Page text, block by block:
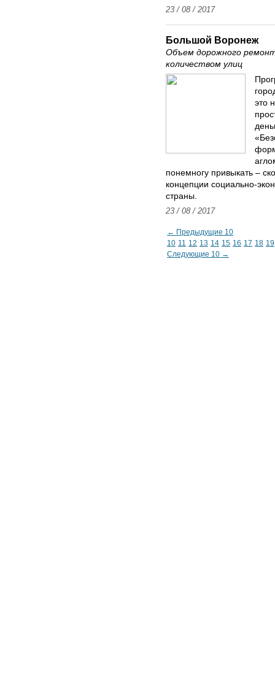
23 / 08 / 2017
Большой Воронеж
Объем дорожного
количеством улиц
это
понемногу привыкать –
концепции социально-
страны.
23 / 08 / 2017
← Предыдущие 10
10 11 12 13 14 15 16 17 18 19
Следующие 10 →